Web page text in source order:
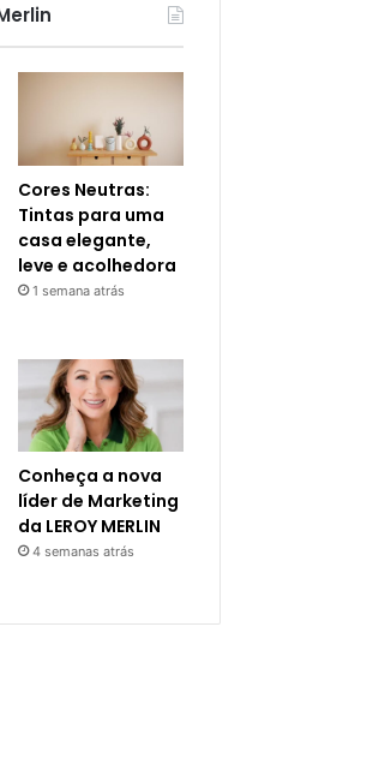
Cores Neutras:
Tintas para uma
casa elegante,
leve e acolhedora
1 semana atrás
Conheça a nova
líder de Marketing
da LEROY MERLIN
4 semanas atrás